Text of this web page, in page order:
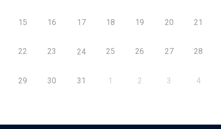
15 16 17 18 19 20 21
22 23 24 25 26 27 28
29 30 31 1 2 3 4